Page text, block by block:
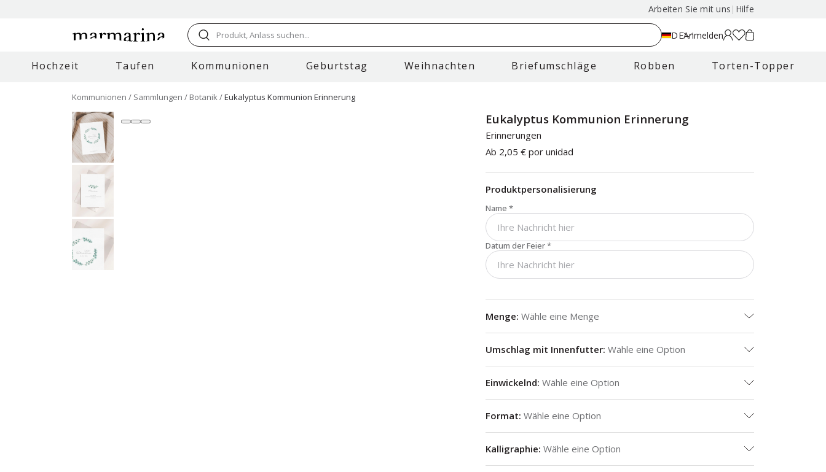
Arbeiten Sie mit uns | Hilfe
Produkt, Anlass suchen... DEAnmelden
Hochzeit Taufen Kommunionen Geburtstag Weihnachten Briefumschläge Robben Torten-Topper
Kommunionen Sammlungen Botanik Eukalyptus Kommunion Erinnerung
Eukalyptus Kommunion Erinnerung
Erinnerungen
Ab 2,05 € por unidad
Produktpersonalisierung
Name *
Datum der Feier*
Menge: Wähle eine Menge
Umschlag mit Innenfutter: Wähle eine Option
Einwickelnd: Wähle eine Option
Format: Wähle eine Option
Kalligraphie: Wähle eine Option